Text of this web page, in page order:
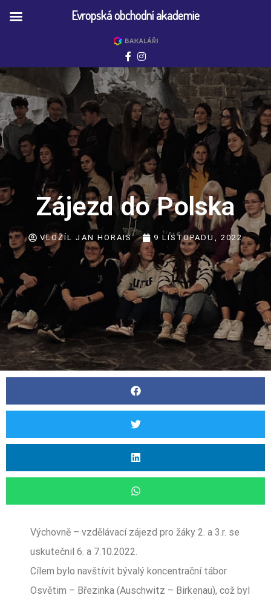
Zájezd do Polska
VLOŽÍL JAN HORAIS 9 LISTOPADU, 2022
Výchovně – vzdělávací zájezd pro žáky 2. a 3.r. se
uskutečnil 6. a 7.10.2022.
Cílem bylo navštívit bývalý koncentrační tábor
Osvětim – Březinka (Auschwitz – Birkenau), což byl
Evropská obchodní akademie